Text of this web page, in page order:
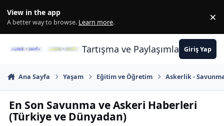
View in the app
A better way to browse. Learn more. ×
Tartışma ve PaylaşımlarınGiriş Yap
Ana Sayfa Yaşam Eğitim ve Öğretim Askerlik -
En Son Savunma ve Askeri Haberleri
(Türkiye ve Dünyadan)